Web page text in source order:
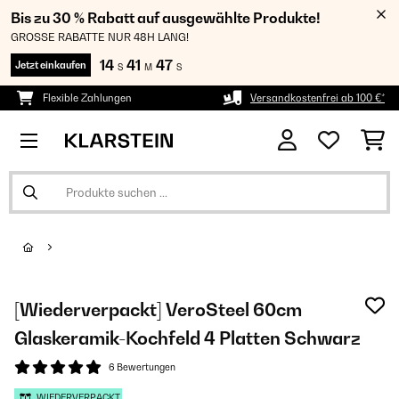
Bis zu 30 % Rabatt auf ausgewählte Produkte!
GROSSE RABATTE NUR 48H LANG!
Jetzt einkaufen 14 S 41 M 46 S
Flexible Zahlungen Versandkostenfrei ab 100 €*
[Wiederverpackt] VeroSteel 60cm
Glaskeramik-Kochfeld 4 Platten​ Schwarz
6 Bewertungen